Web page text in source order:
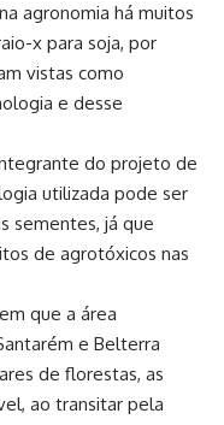
agronomia há muitos
x para soja, por
vistas como
e desse
do projeto de
utilizada pode ser
sementes, já que
de agrotóxicos nas
que a área
e Belterra
de florestas, as
ao transitar pela